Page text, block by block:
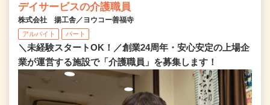
デイサービスの介護職員
株式会社 揚工舎／ヨウコー善福寺
アルバイト パート
＼未経験スタートOK！／創業24周年・安心安定の上場企
業が運営する施設で「介護職員」を募集します！